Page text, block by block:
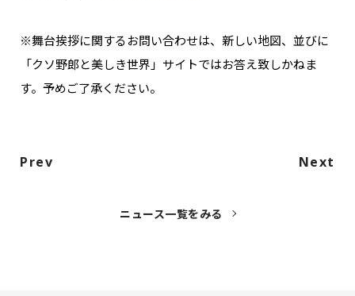
※舞台挨拶に関するお問い合わせは、新しい地図、並びに
「クソ野郎と美しき世界」サイトではお答え致しかねま
す。予めご了承ください。
Prev Next
ニュース一覧をみる